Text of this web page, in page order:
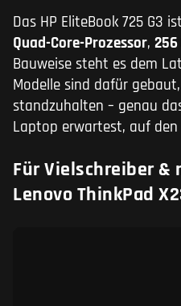
Das HP EliteBook 725 G3
Quad-Core-Prozessor, 256
Bauweise steht es dem
Modelle sind dafür
standzuhalten – genau
Laptop erwartest, auf
Für Vielschreiber &
Lenovo ThinkPad